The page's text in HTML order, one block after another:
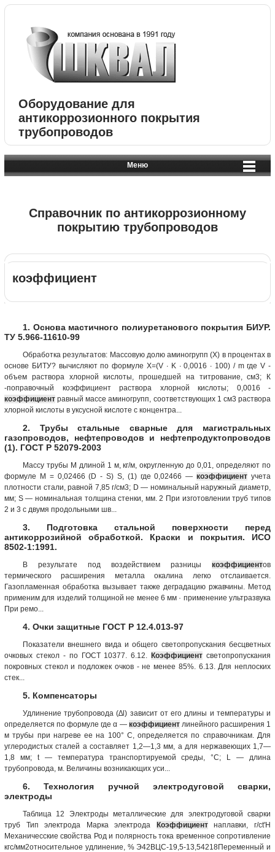
Оборудование для
антикоррозионного покрытия
трубопроводов
Меню
Справочник по антикоррозионному
покрытию трубопроводов
коэффициент
1. Основа мастичного полиуретанового покрытия БИУР.
ТУ 5.966-11610-99
Обработка результатов: Массовую долю аминогрупп (X) в процентах в
основе БИТУ? вычисляют по формуле X=(V ∙ K ∙ 0,0016 ∙ 100) / m где V -
объем раствора хлорной кислоты, прошедшей на титрование, см3; К
-поправочный коэффициент раствора хлорной кислоты; 0,0016 -
коэффициент равный массе аминогрупп, соответствующих 1 см3 раствора
хлорной кислоты в уксусной кислоте с концентра...
2. Трубы стальные сварные для магистральных
газопроводов, нефтепроводов и нефтепродуктопроводов
(1). ГОСТ Р 52079-2003
Массу трубы М длиной 1 м, кг/м, округленную до 0,01, определяют по
формуле М = 0,02466 (D - S) S, (1) где 0,02466 —коэффициент учета
плотности стали, равной 7,85 г/см3; D — номинальный наружный диаметр,
мм; S — номинальная толщина стенки, мм. 2 При изготовлении труб типов
2 и 3 с двумя продольными шв...
3. Подготовка стальной поверхности перед
антикоррозийной обработкой. Краски и покрытия. ИСО
8502-1:1991.
В результате под воздействием разницы коэффициентов
термического расширения металла окалина легко отслаивается.
Газопламенная обработка вызывает также деградацию ржавчины. Метод
применим для изделий толщиной не менее 6 мм · применение ультразвука
При ремо...
4. Очки защитные ГОСТ Р 12.4.013-97
Показатели внешнего вида и общего светопропускания бесцветных
очковых стекол - по ГОСТ 10377. 6.12.Коэффициент светопропускания
покровных стекол и подложек очков - не менее 85%. 6.13. Для неплоских
стек...
5. Компенсаторы
Удлинение трубопровода (∆l) зависит от его длины и температуры и
определяется по формуле где α — коэффициентлинейного расширения 1
м трубы при нагреве ее на 100° С, определяется по справочникам. Для
углеродистых сталей а составляет 1,2—1,3 мм, а для нержавеющих 1,7—
1,8 мм; t — температура транспортируемой среды, °С; L — длина
трубопровода, м. Величины возникающих уси...
6. Технология ручной электродуговой сварки,
электроды
Таблица 12 Электроды металлические для электродуговой сварки
труб Тип электрода Марка электрода Коэффициентнаплавки, г/ct'H
Механичесские свойства Род и полярность тока временное сопротивление
кгс/мм2относительное удлинение, % Э42ВЦС-19,5-13,54218Переменный и